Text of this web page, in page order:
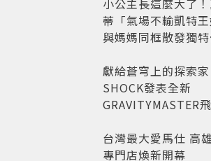
小公主長這麼大了
蒂「氣場不輸凱特王
與媽媽同框散發獨
獻給蒼穹上的探索
SHOCK發表全新
GRAVITYMASTER
台灣最大愛馬仕 高
專門店煥新開幕